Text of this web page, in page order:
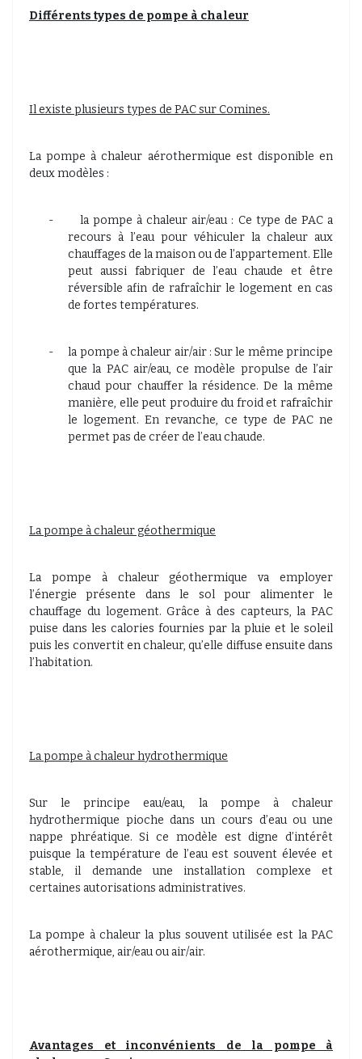
Différents types de pompe à chaleur
Il existe plusieurs types de PAC sur Comines.
La pompe à chaleur aérothermique est disponible en
deux modèles :
-
la pompe à chaleur air/eau : Ce type de PAC a
recours à l’eau pour véhiculer la chaleur aux
chauffages de la maison ou de l’appartement. Elle
peut aussi fabriquer de l’eau chaude et être
réversible afin de rafraîchir le logement en cas
de fortes températures.
-
la pompe à chaleur air/air : Sur le même principe
que la PAC air/eau, ce modèle propulse de l’air
chaud pour chauffer la résidence. De la même
manière, elle peut produire du froid et rafraîchir
le logement. En revanche, ce type de PAC ne
permet pas de créer de l’eau chaude.
La pompe à chaleur géothermique
La pompe à chaleur géothermique va employer
l’énergie présente dans le sol pour alimenter le
chauffage du logement. Grâce à des capteurs, la PAC
puise dans les calories fournies par la pluie et le soleil
puis les convertit en chaleur, qu’elle diffuse ensuite dans
l’habitation.
La pompe à chaleur hydrothermique
Sur le principe eau/eau, la pompe à chaleur
hydrothermique pioche dans un cours d’eau ou une
nappe phréatique. Si ce modèle est digne d’intérêt
puisque la température de l’eau est souvent élevée et
stable, il demande une installation complexe et
certaines autorisations administratives.
La pompe à chaleur la plus souvent utilisée est la PAC
aérothermique, air/eau ou air/air.
Avantages et inconvénients de la pompe à